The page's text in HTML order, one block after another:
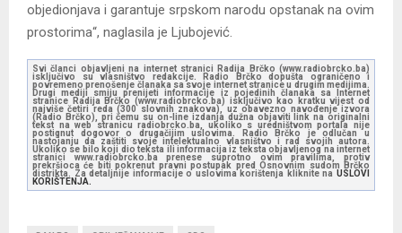
objedionjava i garantuje srpskom narodu opstanak na ovim
prostorima“, naglasila je Ljubojević.
Svi članci objavljeni na internet stranici Radija Brčko (www.radiobrcko.ba)
isključivo su vlasništvo redakcije. Radio Brčko dopušta ograničeno i
povremeno prenošenje članaka sa svoje internet stranice u drugim medijima.
Drugi mediji smiju prenijeti informacije iz pojedinih članaka sa Internet
stranice Radija Brčko (www.radiobrcko.ba) isključivo kao kratku vijest od
najviše četiri reda (300 slovnih znakova), uz obavezno navođenje izvora
(Radio Brčko), pri čemu su on-line izdanja dužna objaviti link na originalni
tekst na web stranicu radiobrcko.ba, ukoliko s uredništvom portala nije
postignut dogovor o drugačijim uslovima. Radio Brčko je odlučan u
nastojanju da zaštiti svoje intelektualno vlasništvo i rad svojih autora.
Ukoliko se bilo koji dio teksta ili informacija iz teksta objavljenog na internet
stranici www.radiobrcko.ba prenese suprotno ovim pravilima, protiv
prekršioca će biti pokrenut pravni postupak pred Osnovnim sudom Brčko
distrikta. Za detaljnije informacije o uslovima korištenja kliknite na USLOVI
KORIŠTENJA.